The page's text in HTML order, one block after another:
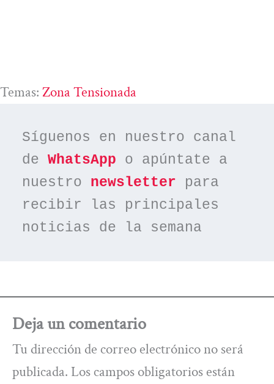
Temas: Zona Tensionada
Síguenos en nuestro canal
de WhatsApp o apúntate a
nuestro newsletter para
recibir las principales
noticias de la semana
Deja un comentario
Tu dirección de correo electrónico no será
publicada. Los campos obligatorios están